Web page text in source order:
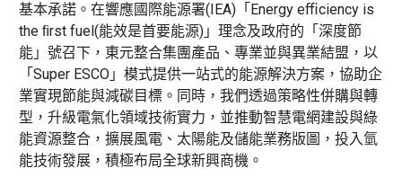
基本承諾。在響應國際能源署(IEA)「Energy eﬃciency is
the ﬁrst fuel(能效是首要能源)」理念及政府的「深度節
能」號召下，東元整合集團產品、專業並與異業結盟，以
「Super ESCO」模式提供一站式的能源解決方案，協助企
業實現節能與減碳目標。同時，我們透過策略性併購與轉
型，升級電氣化領域技術實力，並推動智慧電網建設與綠
能資源整合，擴展風電、太陽能及儲能業務版圖，投入氫
能技術發展，積極布局全球新興商機。